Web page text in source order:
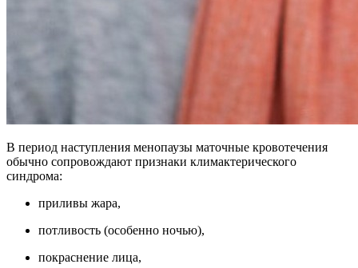
В период наступления менопаузы маточные кровотечения
обычно сопровождают признаки климактерического
синдрома:
приливы жара,
потливость (особенно ночью),
покраснение лица,